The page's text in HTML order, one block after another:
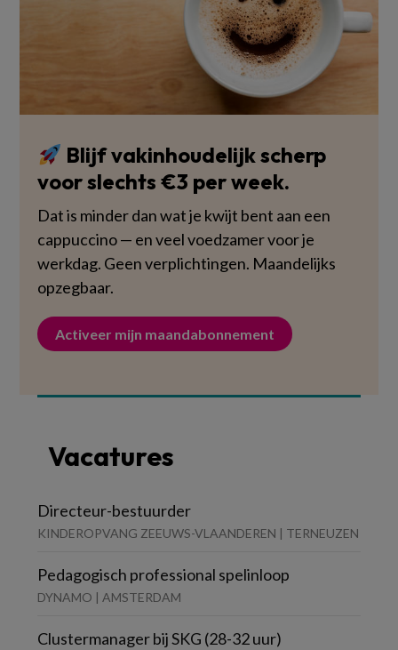
Blijf vakinhoudelijk scherp
voor slechts €3 per week.
Dat is minder dan wat je kwijt bent aan een
cappuccino — en veel voedzamer voor je
werkdag. Geen verplichtingen. Maandelijks
opzegbaar.
Activeer mijn maandabonnement
Vacatures
Directeur-bestuurder
KINDEROPVANG ZEEUWS-VLAANDEREN | TERNEUZEN
Pedagogisch professional spelinloop
DYNAMO | AMSTERDAM
Clustermanager bij SKG (28-32 uur)